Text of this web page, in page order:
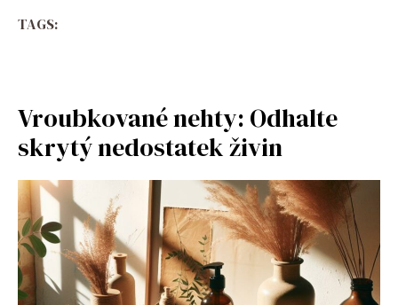
TAGS:
Vroubkované nehty: Odhalte
skrytý nedostatek živin